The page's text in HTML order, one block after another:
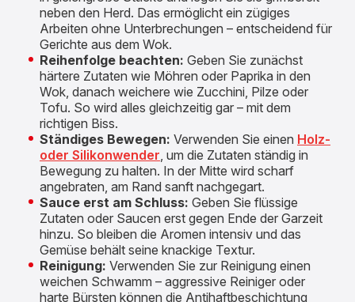
neben den Herd. Das ermöglicht ein zügiges
Arbeiten ohne Unterbrechungen – entscheidend für
Gerichte aus dem Wok.
Reihenfolge beachten: Geben Sie zunächst
härtere Zutaten wie Möhren oder Paprika in den
Wok, danach weichere wie Zucchini, Pilze oder
Tofu. So wird alles gleichzeitig gar – mit dem
richtigen Biss.
Ständiges Bewegen: Verwenden Sie einen Holz-
oder Silikonwender , um die Zutaten ständig in
Bewegung zu halten. In der Mitte wird scharf
angebraten, am Rand sanft nachgegart.
Sauce erst am Schluss: Geben Sie flüssige
Zutaten oder Saucen erst gegen Ende der Garzeit
hinzu. So bleiben die Aromen intensiv und das
Gemüse behält seine knackige Textur.
Reinigung: Verwenden Sie zur Reinigung einen
weichen Schwamm – aggressive Reiniger oder
harte Bürsten können die Antihaftbeschichtung